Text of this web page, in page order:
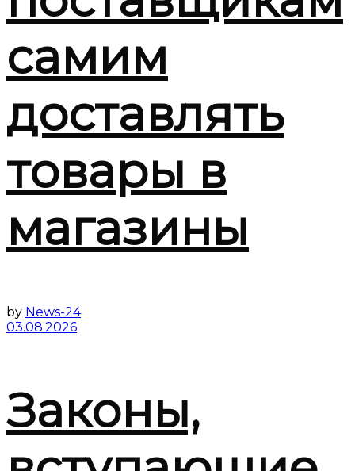
самим
доставлять
товары в
магазины
by News-24
03.08.2026
Законы,